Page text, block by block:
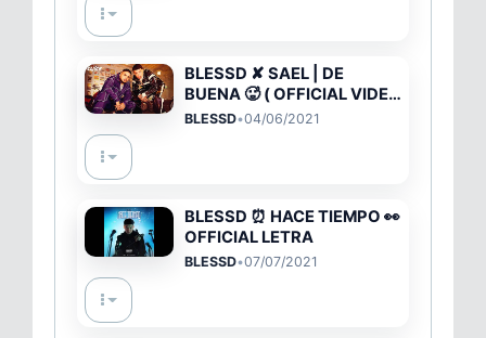
BLESSD ✘ SAEL | DE
BUENA 🥵 ( OFFICIAL VIDEO
)
BLESSD•04/06/2021
BLESSD ⏰ HACE TIEMPO 👀
OFFICIAL LETRA
BLESSD•07/07/2021